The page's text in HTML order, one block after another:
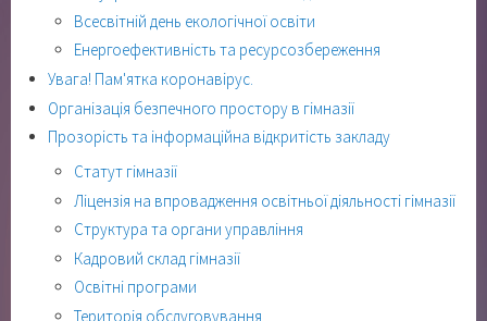
Всесвітній день екологічної освіти
Енергоефективність та ресурсозбереження
Увага! Пам'ятка коронавірус.
Організація безпечного простору в гімназії
Прозорість та інформаційна відкритість закладу
Статут гімназії
Ліцензія на впровадження освітньої діяльності гімназії
Структура та органи управління
Кадровий склад гімназії
Освітні програми
Територія обслуговування